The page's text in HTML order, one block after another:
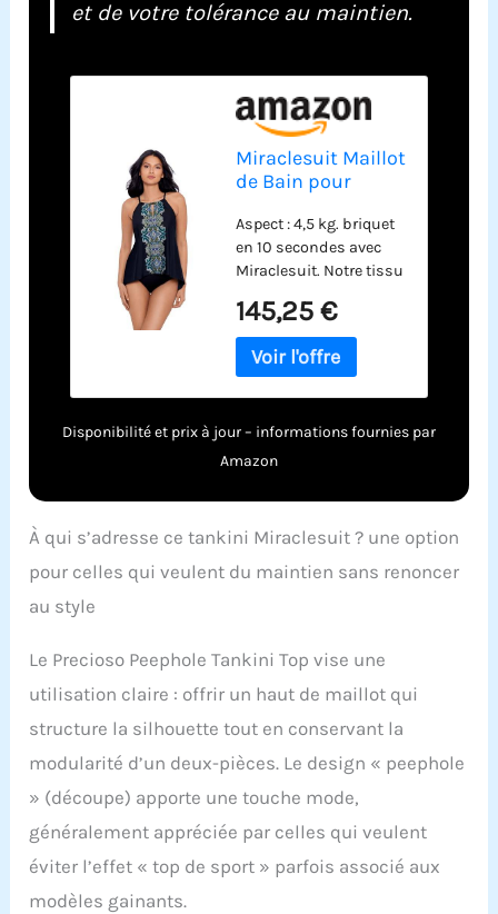
et de votre tolérance au maintien.
Miraclesuit Maillot
de Bain pour
Haut et Bonnets
Souples,
Noir/Multicolore,
44
Aspect : 4,5 kg. briquet
en 10 secondes avec
Miraclesuit. Notre tissu
et amincit sans
panneaux ni doublures
pour une forme et un
soutien-gorge à
bonnets souples
votre poitrine, offrant la
forme parfaite de
judas sont amusants
permettent de
personnaliser
forme unique. Un drapé
doux dissimule sans
dans votre abdomen.
Taille : commandez un
votre taille habituelle
145,25 €
Disponibilité et prix à jour – informations fournies par
Amazon
À qui s’adresse ce tankini Miraclesuit ? une option
pour celles qui veulent du maintien sans renoncer
au style
Le Precioso Peephole Tankini Top vise une
utilisation claire : offrir un haut de maillot qui
structure la silhouette tout en conservant la
modularité d’un deux-pièces. Le design « peephole
» (découpe) apporte une touche mode,
généralement appréciée par celles qui veulent
éviter l’effet « top de sport » parfois associé aux
modèles gainants.